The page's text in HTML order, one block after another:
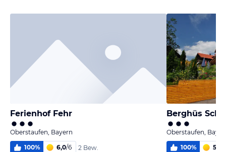
Ferienhof Fehr
Oberstaufen, Bayern
100% 6,0/6 2 Bew.
Oberstaufen,
100% 5,3